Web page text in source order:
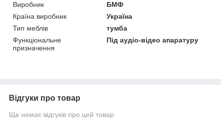
Виробник
БМФ
Країна виробник
Україна
Тип меблів
тумба
Функціональне
призначення
Під аудіо-відео апаратуру
Відгуки про товар
Ще немає відгуків про цей товар